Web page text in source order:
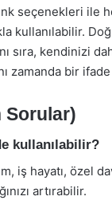
seçenekleri ile
kullanılabilir.
sıra, kendinizi
zamanda bir ifade
Sorular)
kullanılabilir?
iş hayatı, özel
artırabilir.